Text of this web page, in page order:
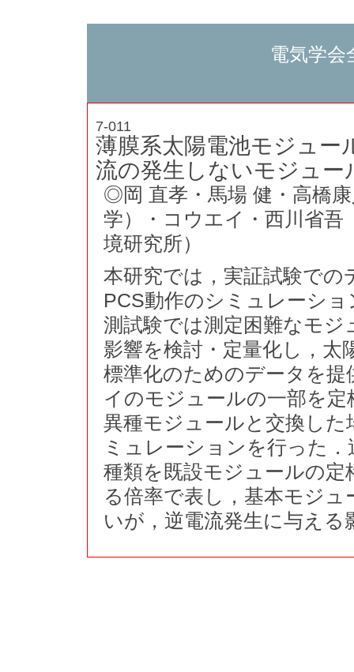
電気学会
7-011
薄膜系太陽電池モジュー
流の発生しないモジュー
◎岡 直孝・馬場 健・高橋
学）・コウエイ・西川省吾
境研究所）
本研究では，実証試験で
PCS動作のシミュレーシ
測試験では測定困難なモ
影響を検討・定量化し，太
標準化のためのデータを
イのモジュールの一部を
異種モジュールと交換し
ミュレーションを行った
種類を既設モジュールの定
る倍率で表し，基本モジ
いが，逆電流発生に与え